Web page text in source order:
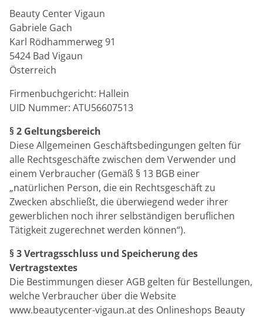
Beauty Center Vigaun
Gabriele Gach
Karl Rödhammerweg 91
5424 Bad Vigaun
Österreich
Firmenbuchgericht: Hallein
UID Nummer: ATU56607513
§ 2 Geltungsbereich
Diese Allgemeinen Geschäftsbedingungen gelten für
alle Rechtsgeschäfte zwischen dem Verwender und
einem Verbraucher (Gemäß § 13 BGB einer
„natürlichen Person, die ein Rechtsgeschäft zu
Zwecken abschließt, die überwiegend weder ihrer
gewerblichen noch ihrer selbständigen beruflichen
Tätigkeit zugerechnet werden können“).
§ 3 Vertragsschluss und Speicherung des
Vertragstextes
Die Bestimmungen dieser AGB gelten für Bestellungen,
welche Verbraucher über die Website
www.beautycenter-vigaun.at des Onlineshops Beauty